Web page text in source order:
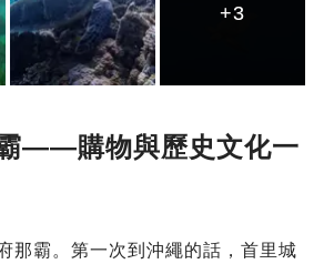
+3
+3
+3
——購物與歷史文化一
那霸。第一次到沖繩的話，首里城